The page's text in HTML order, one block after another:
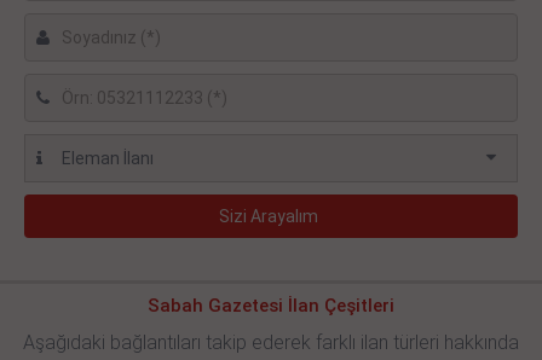
Sabah Gazetesi İlan Çeşitleri
Aşağıdaki bağlantıları takip ederek farklı ilan türleri hakkında